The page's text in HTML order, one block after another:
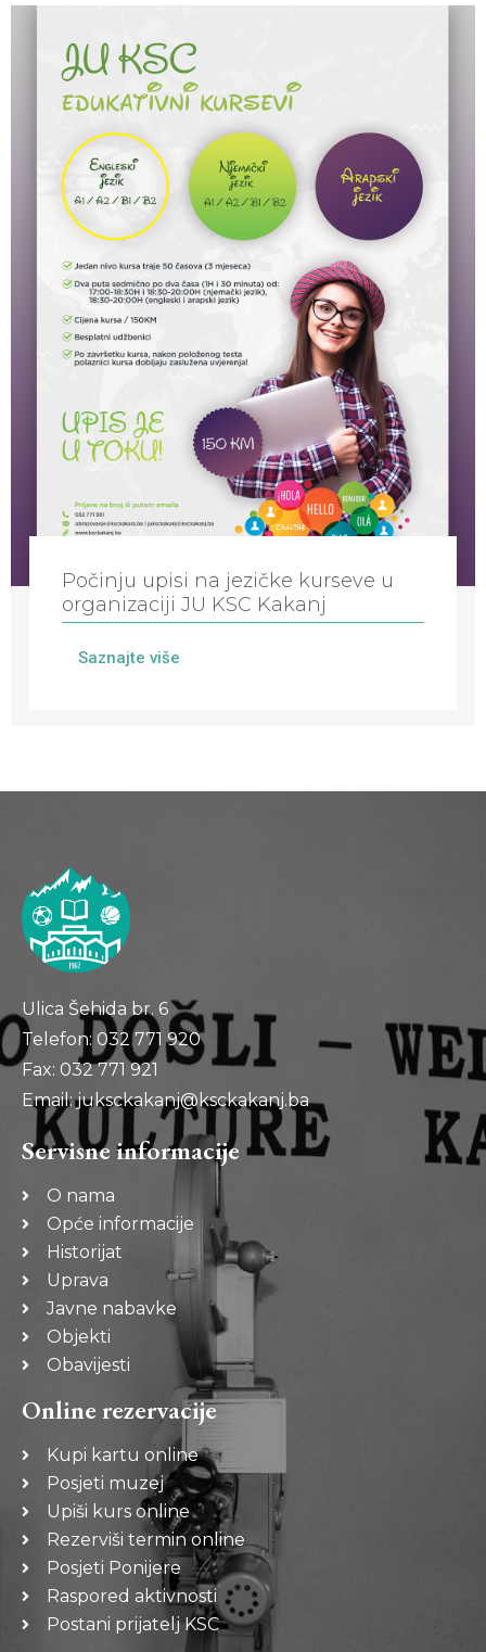
Počinju upisi na jezičke kurseve u
organizaciji JU KSC Kakanj
Saznajte više
Ulica Šehida br. 6
Telefon: 032 771 920
Fax: 032 771 921
Email: juksckakanj@ksckakanj.ba
Servisne informacije
O nama
Opće informacije
Historijat
Uprava
Javne nabavke
Objekti
Obavijesti
Online rezervacije
Kupi kartu online
Posjeti muzej
Upiši kurs online
Rezerviši termin online
Posjeti Ponijere
Raspored aktivnosti
Postani prijatelj KSC